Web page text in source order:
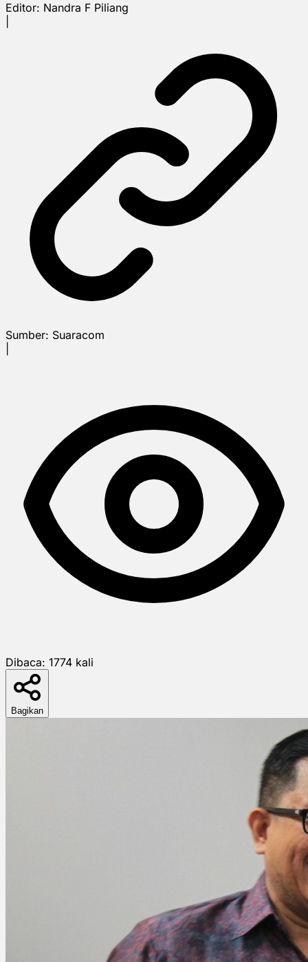
Editor: Nandra F Piliang
Sumber: Suaracom
Dibaca: 1774 kali
Bagikan